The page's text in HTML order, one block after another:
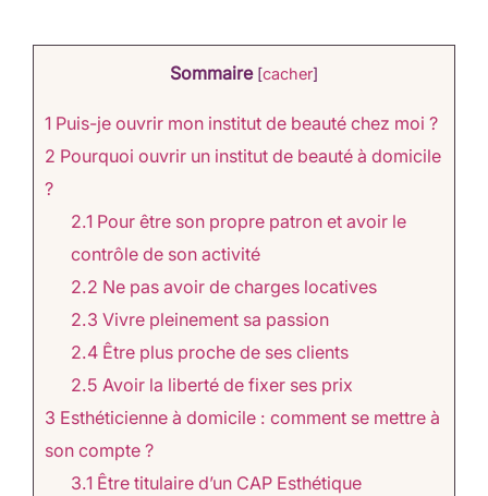
Sommaire [cacher]
1 Puis-je ouvrir mon institut de beauté chez moi ?
2 Pourquoi ouvrir un institut de beauté à domicile
?
2.1 Pour être son propre patron et avoir le
contrôle de son activité
2.2 Ne pas avoir de charges locatives
2.3 Vivre pleinement sa passion
2.4 Être plus proche de ses clients
2.5 Avoir la liberté de fixer ses prix
3 Esthéticienne à domicile : comment se mettre à
son compte ?
3.1 Être titulaire d’un CAP Esthétique